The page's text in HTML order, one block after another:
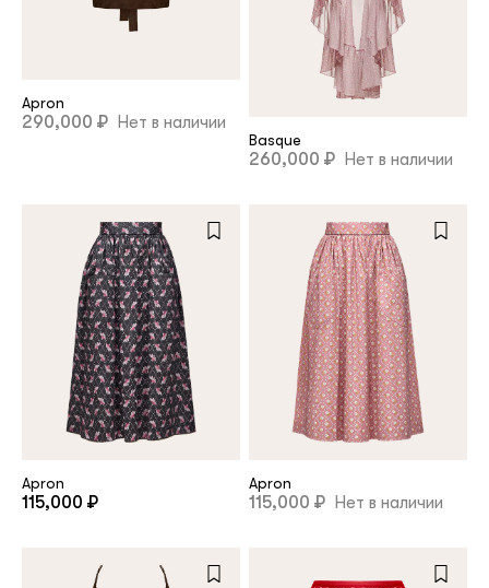
Apron
290,000 ₽ Нет в наличии
Basque
260,000 ₽ Нет в наличии
Apron
115,000 ₽
Apron
115,000 ₽ Нет в наличии